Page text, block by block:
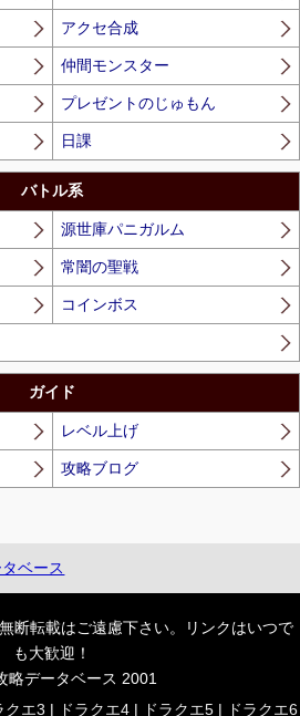
アクセ合成
仲間モンスター
プレゼントのじゅもん
日課
バトル系
源世庫パニガルム
常闇の聖戦
コインボス
ガイド
レベル上げ
攻略ブログ
ベース
断転載はご遠慮下さい。リンクはいつで
も大歓迎！
略データベース 2001
クエ3 | ドラクエ4 | ドラクエ5 | ドラクエ6